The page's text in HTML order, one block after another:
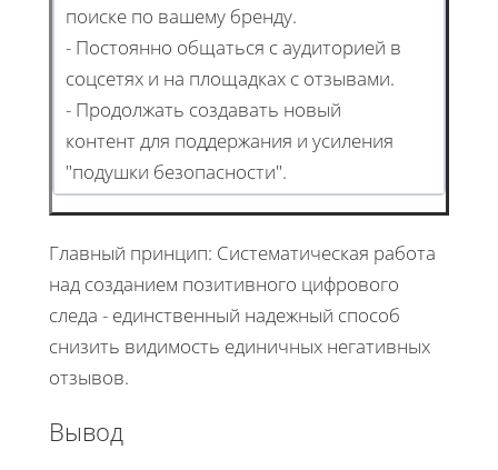
поиске по вашему бренду.
- Постоянно общаться с аудиторией в
соцсетях и на площадках с отзывами.
- Продолжать создавать новый
контент для поддержания и усиления
"подушки безопасности".
Главный принцип: Систематическая работа
над созданием позитивного цифрового
следа - единственный надежный способ
снизить видимость единичных негативных
отзывов.
Вывод